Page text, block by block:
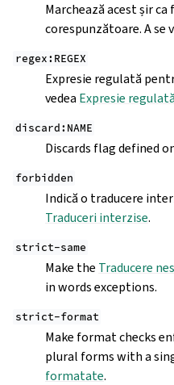
Marchează acest șir ca
corespunzătoare. A se
regex:REGEX
Expresie regulată
vedea Expresie regulată
discard:NAME
Discards flag defined
forbidden
Indică o traducere
Traduceri interzise.
strict-same
Make the Traducere
in words exceptions.
strict-format
Make format checks
plural forms with a
formatate.